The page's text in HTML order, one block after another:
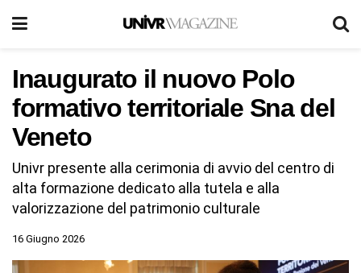
Inaugurato il nuovo Polo
formativo territoriale Sna del
Veneto
Univr presente alla cerimonia di avvio del centro di
alta formazione dedicato alla tutela e alla
valorizzazione del patrimonio culturale
16 Giugno 2026